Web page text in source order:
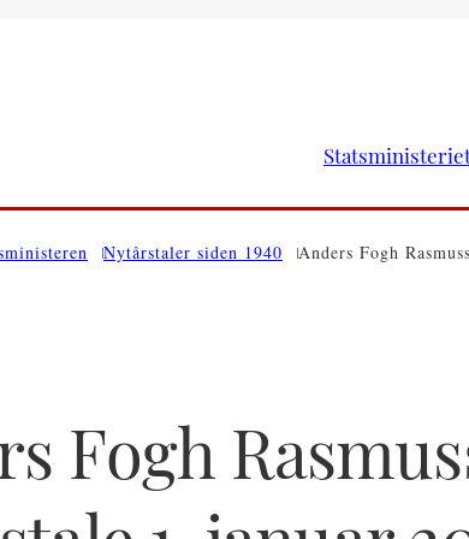
Nytårstaler siden 1940 Anders Fogh
Fogh